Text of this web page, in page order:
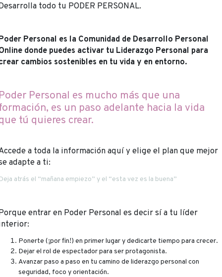
todo tu PODER PERSONAL.
Personal es la Comunidad de Desarrollo Personal
donde puedes activar tu Liderazgo Personal para
cambios sostenibles en tu vida y en entorno.
Personal es mucho más que una
es un paso adelante hacia la vida
tú quieres crear.
a toda la información aquí y elige el plan que mejor
adapte a ti:
atrás el “mañana empiezo” y el “esta vez es la buena”
entrar en Poder Personal es decir sí a tu líder
Ponerte (¡por fin!) en primer lugar y dedicarte tiempo para crecer.
Dejar el rol de espectador para ser protagonista.
Avanzar paso a paso en tu camino de liderazgo personal con
seguridad, foco y orientación.